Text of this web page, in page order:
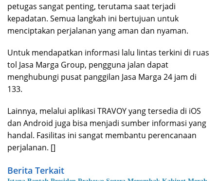
petugas sangat penting, terutama saat terjadi
kepadatan. Semua langkah ini bertujuan untuk
menciptakan perjalanan yang aman dan nyaman.
Untuk mendapatkan informasi lalu lintas terkini di ruas
tol Jasa Marga Group, pengguna jalan dapat
menghubungi pusat panggilan Jasa Marga 24 jam di
133.
Lainnya, melalui aplikasi TRAVOY yang tersedia di iOS
dan Android juga bisa menjadi sumber informasi yang
handal. Fasilitas ini sangat membantu perencanaan
perjalanan. []
Berita Terkait